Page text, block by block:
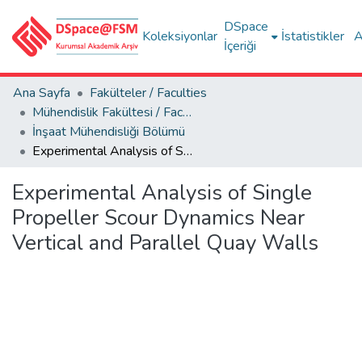
Koleksiyonlar
DSpace
İçeriği
İstatistikler
Ana Sayfa
Fakülteler / Faculties
Mühendislik Fakültesi / Faculty of Engineering
İnşaat Mühendisliği Bölümü
Experimental Analysis of Single Propeller Scour Dynamics Near Vertical and Parallel Quay Walls
Experimental Analysis of Single
Propeller Scour Dynamics Near
Vertical and Parallel Quay Walls